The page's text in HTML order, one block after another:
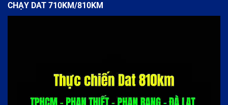
CHẠY DAT 710KM/810KM